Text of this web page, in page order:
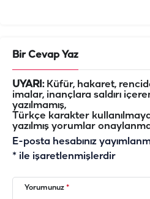
Bir Cevap Yaz
UYARI:Küfür, hakaret,
imalar, inançlara saldırı
yazılmamış,
Türkçe karakter
yazılmış yorumlar
E-posta hesabınız
* ile işaretlenmişlerdir
Yorumunuz *